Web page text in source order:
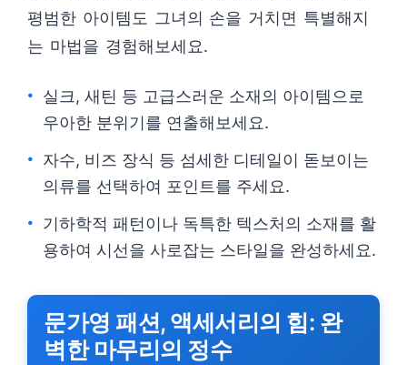
평범한 아이템도 그녀의 손을 거치면 특별해지
는 마법을 경험해보세요.
실크, 새틴 등 고급스러운 소재의 아이템으로
우아한 분위기를 연출해보세요.
자수, 비즈 장식 등 섬세한 디테일이 돋보이는
의류를 선택하여 포인트를 주세요.
기하학적 패턴이나 독특한 텍스처의 소재를 활
용하여 시선을 사로잡는 스타일을 완성하세요.
문가영 패션, 액세서리의 힘: 완
벽한 마무리의 정수